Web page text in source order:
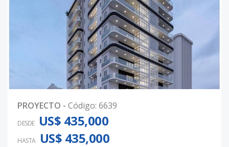
PROYECTO - Código: 6639
DESDE US$ 435,000
HASTA US$ 435,000